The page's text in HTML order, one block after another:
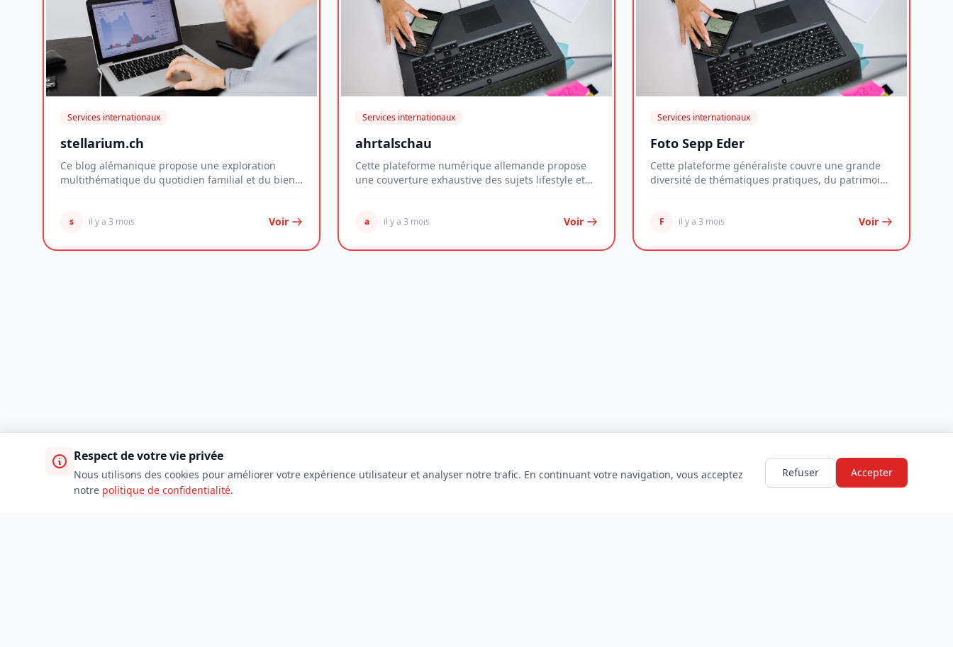
Services internationaux
stellarium.ch
Ce blog alémanique propose une exploration
multithématique du quotidien familial et du bien-
s il y a 3 mois Voir
Services internationaux
ahrtalschau
Cette plateforme numérique allemande propose
une couverture exhaustive des sujets lifestyle et
a il y a 3 mois Voir
Services internationaux
Foto Sepp Eder
Cette plateforme généraliste couvre une grande
diversité de thématiques pratiques, du patrimoine
F il y a 3 mois Voir
Respect de votre vie privée
Nous utilisons des cookies pour améliorer votre expérience utilisateur et analyser notre trafic. En continuant votre navigation, vous acceptez
notre politique de confidentialité.
Refuser Accepter